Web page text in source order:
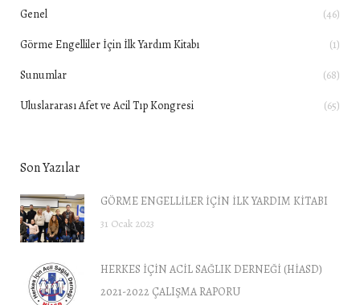
Genel
(46)
Görme Engelliler İçin İlk Yardım Kitabı
(1)
Sunumlar
(68)
Uluslararası Afet ve Acil Tıp Kongresi
(65)
Son Yazılar
GÖRME ENGELLİLER İÇİN İLK YARDIM KİTABI
31 Ocak 2023
HERKES İÇİN ACİL SAĞLIK DERNEĞİ (HİASD)
2021-2022 ÇALIŞMA RAPORU